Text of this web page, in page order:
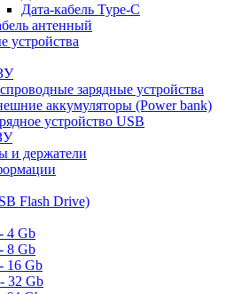
Дата-кабель Type-C
антенный
устройства
зарядные устройства
аккумуляторы (Power bank)
устройство USB
и держатели
Flash Drive)
4 Gb
8 Gb
16 Gb
32 Gb